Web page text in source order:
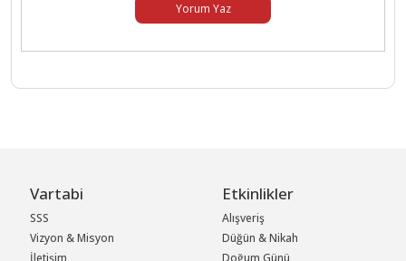
Yorum Yaz
Vartabi
SSS
Vizyon & Misyon
İletişim
Etkinlikler
Alışveriş
Düğün & Nikah
Doğum Günü